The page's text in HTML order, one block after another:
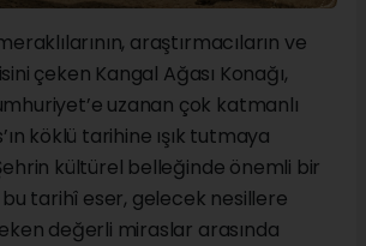
araştırmacıların ve
çeken Kangal Ağası Konağı,
uzanan çok katmanlı
köklü tarihine ışık tutmaya
kültürel belleğinde önemli bir
tarihî eser, gelecek nesillere
değerli miraslar arasında